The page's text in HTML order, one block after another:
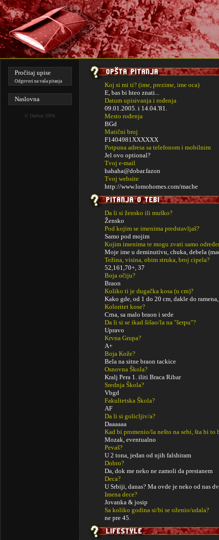
Pročitaj upise
Odgovori na vaša pitanja
Naslovna
© Dachaz2004.
Koj si mi ti? (ime, prezime, ime oca)
E, bas bi hteo znati...
Datum upisivanja i rođenja
09.01.2005. i 14.04.'81.
Mesto rođenja
BGd
Matični broj
F1404981XXXXXX
Potpuna adresa sa telefonom i mobilnim
Jel ovo optional?
Tvoj e-mail
hahaha@dobar.fazon
Tvoj website
http://www.lomohomes.com/mache
Da li si žensko ili muško?
Žensko
Pod kojim se imenima predstavljaš?
Samo pod mojim
Kojim imenima te mogu zvati samo
Moje ime u deminutivu, chuka, debela
Težina, visina, obim struka, broj cipela?
52,161,70+, 37
Boja očiju?
Braon
Koliko ti je dugačka kosa (u cm)?
Kako gde, od 1 do 20 cm, dakle do
Koloritet kose?
Crna, sa malo braon i sede
Da li si se ikad šišao/la na "šerpu"?
Upravo
Krvna Grupa?
A+
Boja Kože?
Bela na sitne braon tackice
Osnovna Škola?
Kralj Pera 1. iliti Braca Ribar
Srednja Škola?
Vbgd
Fakultetska Škola?
AF
Da li si golicljiv/a?
Daaaaaa
Kad bi promenio/la nešto na sebi, šta bi to
Mozak, eventualno
Pevaš?
U 2 tona, jedan od njih falshiram
Dobro?
Da, dok me neko ne zamoli da prestanem
Deca?
U Srbiji, danas? Ma ovde je neko od nas
Imena dece?
Jovanka & josip
Sa koliko godina si/bi se oženio/udala?
ne pre 45.